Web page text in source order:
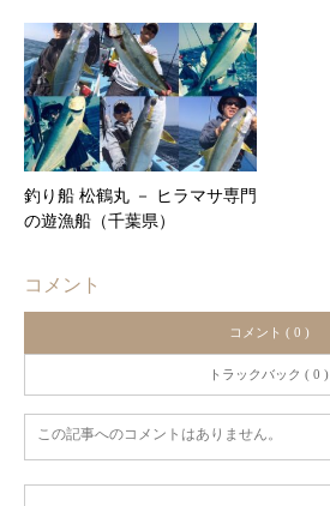
釣り船 松鶴丸 － ヒラマサ専門
の遊漁船（千葉県）
コメント
コメント ( 0 )
トラックバック ( 0 )
この記事へのコメントはありません。